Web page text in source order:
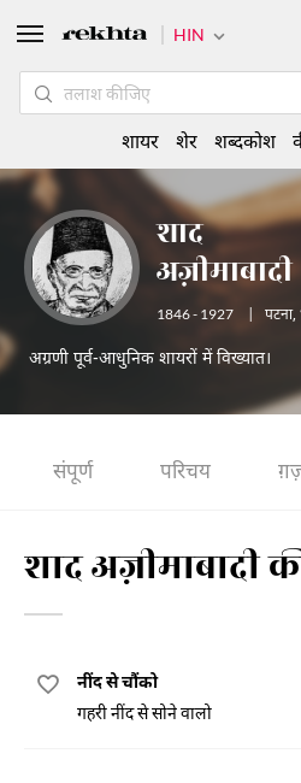
शाद
अज़ीमाबादी
1846 - 1927 पटना,
अग्रणी पूर्व-आधुनिक शायरों में विख्यात।
संपूर्ण परिचय
शाद अज़ीमाबादी
नींद से चौंको
गहरी नींद से सोने वालो
HIN
शायर शेर शब्दकोश